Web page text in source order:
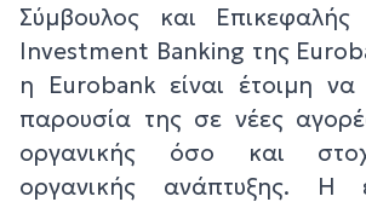
Σύμβουλος και
Investment Banking της
η Eurobank είναι έτοιμη να
παρουσία της σε νέες
οργανικής όσο και
οργανικής ανάπτυξης. Η